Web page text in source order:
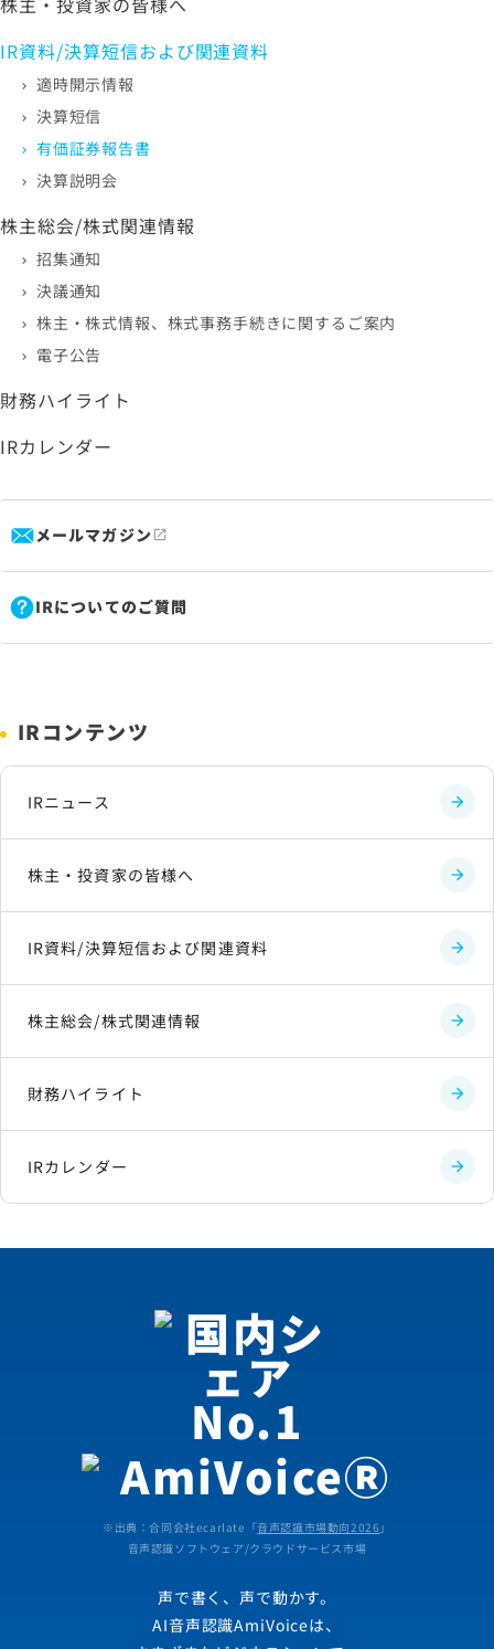
IR資料/決算短信および関連資料
適時開示情報
決算短信
有価証券報告書
決算説明会
株主総会/株式関連情報
招集通知
決議通知
株主・株式情報、株式事務手続きに関するご案内
電子公告
財務ハイライト
IRカレンダー
メールマガジン
IRについてのご質問
IRコンテンツ
IRニュース
株主・投資家の皆様へ
IR資料/決算短信および関連資料
株主総会/株式関連情報
財務ハイライト
IRカレンダー
※出典：合同会社ecarlate「音声認識市場動向2026 」
音声認識ソフトウェア/クラウドサービス市場
声で書く、声で動かす。
AI音声認識AmiVoiceは、